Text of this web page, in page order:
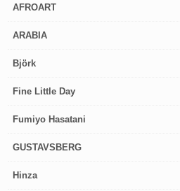
AFROART
ARABIA
Björk
Fine Little Day
Fumiyo Hasatani
GUSTAVSBERG
Hinza